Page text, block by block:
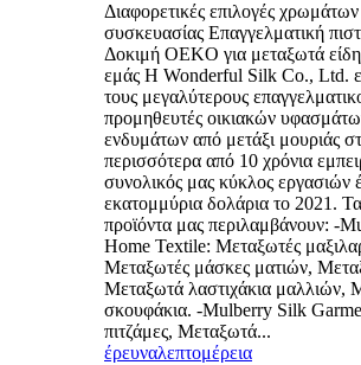
Διαφορετικές επιλογές
συσκευασίας Επαγγελματική
Δοκιμή OEKO για μεταξωτά
εμάς Η Wonderful Silk Co., Ltd.
τους μεγαλύτερους
προμηθευτές οικιακών
ενδυμάτων από μετάξι μουριάς
περισσότερα από 10 χρόνια
συνολικός μας κύκλος εργασιών
εκατομμύρια δολάρια το 2021.
προϊόντα μας περιλαμβάνουν: -
Home Textile: Μεταξωτές
Μεταξωτές μάσκες ματιών,
Μεταξωτά λαστιχάκια μαλλιών,
σκουφάκια. -Mulberry Silk
πιτζάμες, Μεταξωτά...
έρευναλεπτομέρεια